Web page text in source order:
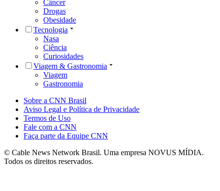
Câncer
Drogas
Obesidade
Tecnologia
Nasa
Ciência
Curiosidades
Viagem & Gastronomia
Viagem
Gastronomia
Sobre a CNN Brasil
Aviso Legal e Política de Privacidade
Termos de Uso
Fale com a CNN
Faça parte da Equipe CNN
© Cable News Network Brasil. Uma empresa NOVUS MÍDIA.
Todos os direitos reservados.